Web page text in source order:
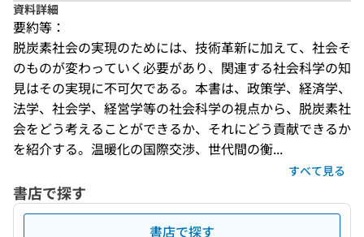
資料詳細
要約等：
脱炭素社会の実現のためには、技術革新に加えて、社会そ
のものが変わっていく必要があり、関連する社会科学の知
見はその実現に不可欠である。本書は、政策学、経済学、
法学、社会学、経営学等の社会科学の視点から、脱炭素社
会をどう考えることができるか、それにどう貢献できるか
を紹介する。温暖化の国際交渉、世代間の衡...
すべて見る
書店で探す
書店で探す